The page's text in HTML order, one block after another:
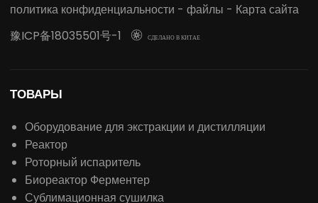
политика конфиденциальности - файлы - Карта сайта
豫ICP备18035501号-1
 СДЕЛАНО В КИТАЕ
ТОВАРЫ
Оборудование для экстракции и дистилляции
Реактор
Роторный испаритель
Биореактор Ферментер
Сублимационная сушилка